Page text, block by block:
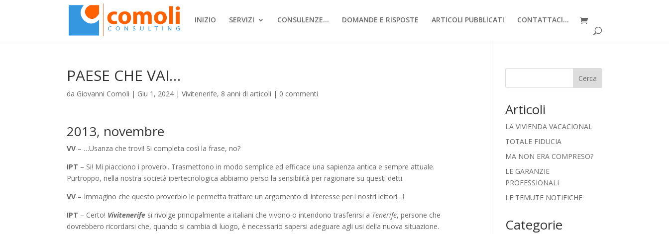
INIZIO SERVIZI CONSULENZE… DOMANDE E RISPOSTE ARTICOLI PUBBLICATI CONTATTACI…
PAESE CHE VAI…
da Giovanni Comoli | Giu 1, 2024 |Vivitenerife, 8 anni di articoli | 0 commenti
2013, novembre
VV – …Usanza che trovi! Si completa così la frase, no?
IPT – Si! Mi piacciono i proverbi. Trasmettono in modo semplice ed efficace una sapienza antica e sempre attuale.
Purtroppo, nella nostra società ipertecnologica abbiamo perso la sensibilità per ragionare su questi detti.
VV – Immagino che questo proverbio le permetta trattare un argomento di interesse per i nostri lettori…!
IPT – Certo! Vivitenerife si rivolge principalmente a italiani che vivono o intendono trasferirsi a Tenerife, persone che
dovrebbero ricordarsi che, quando si cambia di luogo, è necessario sapersi adeguare agli usi della nuova situazione.
Cerca
Articoli
LA VIVIENDA VACACIONAL
TOTALE FIDUCIA
MA NON ERA COMPRESO?
LE GARANZIE
PROFESSIONALI
LE TEMUTE NOTIFICHE
Categorie